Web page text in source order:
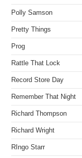
Polly Samson
Pretty Things
Prog
Rattle That Lock
Record Store Day
Remember That Night
Richard Thompson
Richard Wright
RIngo Starr